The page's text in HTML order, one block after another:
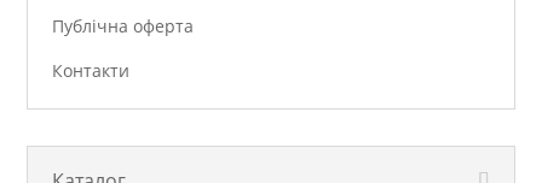
Публічна оферта
Контакти